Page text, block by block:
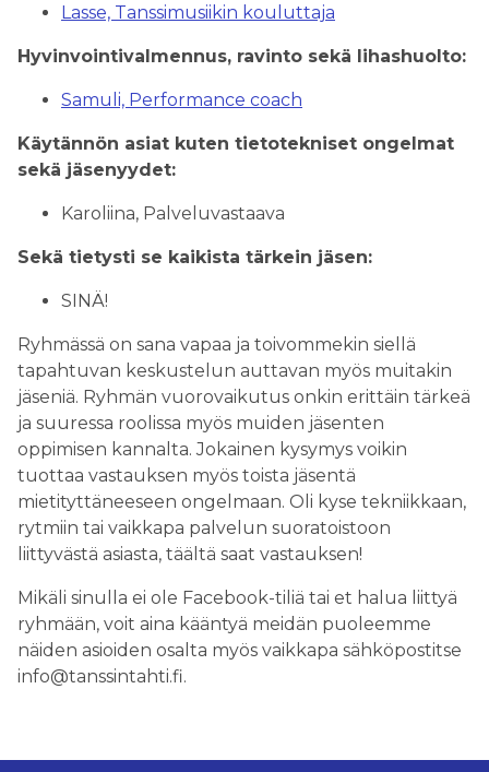
Lasse, Tanssimusiikin kouluttaja
Hyvinvointivalmennus, ravinto sekä lihashuolto:
Samuli, Performance coach
Käytännön asiat kuten tietotekniset ongelmat
sekä jäsenyydet:
Karoliina, Palveluvastaava
Sekä tietysti se kaikista tärkein jäsen:
SINÄ!
Ryhmässä on sana vapaa ja toivommekin siellä
tapahtuvan keskustelun auttavan myös muitakin
jäseniä. Ryhmän vuorovaikutus onkin erittäin tärkeä
ja suuressa roolissa myös muiden jäsenten
oppimisen kannalta. Jokainen kysymys voikin
tuottaa vastauksen myös toista jäsentä
mietityttäneeseen ongelmaan. Oli kyse tekniikkaan,
rytmiin tai vaikkapa palvelun suoratoistoon
liittyvästä asiasta, täältä saat vastauksen!
Mikäli sinulla ei ole Facebook-tiliä tai et halua liittyä
ryhmään, voit aina kääntyä meidän puoleemme
näiden asioiden osalta myös vaikkapa sähköpostitse
info@tanssintahti.fi.